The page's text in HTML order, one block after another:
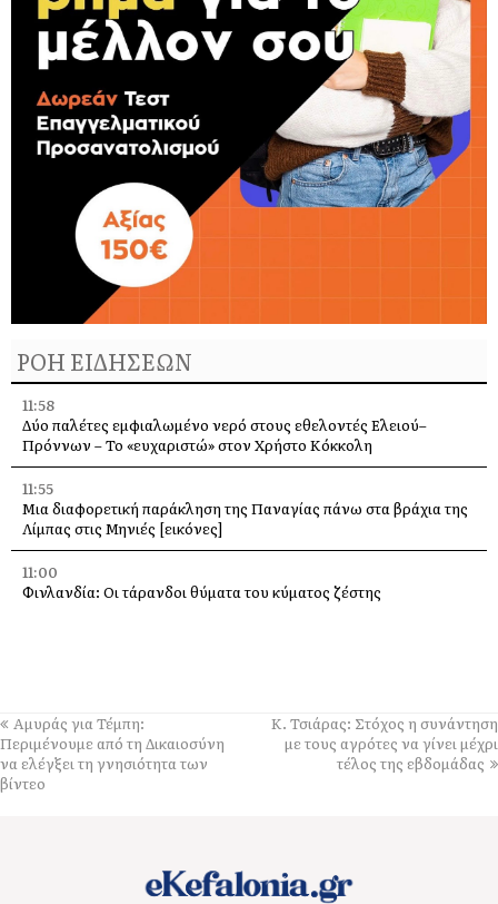
ΡΟΗ ΕΙΔΗΣΕΩΝ
11:58
Δύο παλέτες εμφιαλωμένο νερό στους εθελοντές Ελειού–
Πρόννων – Το «ευχαριστώ» στον Χρήστο Κόκκολη
11:55
Μια διαφορετική παράκληση της Παναγίας πάνω στα βράχια της
Λίμπας στις Μηνιές [εικόνες]
11:00
Φινλανδία: Οι τάρανδοι θύματα του κύματος ζέστης
10:00
Ιερά Παράκληση την Τρίτη στην Υπεραγία Θεοτόκο από τη Μονή
Άτρου
Αμυράς για Τέμπη:
Περιμένουμε από τη Δικαιοσύνη
να ελέγξει τη γνησιότητα των
βίντεο
Κ. Τσιάρας: Στόχος η συνάντηση
με τους αγρότες να γίνει μέχρι
τέλος της εβδομάδας